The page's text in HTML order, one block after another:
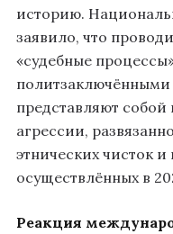
историю.
заявило, что
«судебные
представляют
агрессии,
этнических чисток
осуществлённых в
Реакция